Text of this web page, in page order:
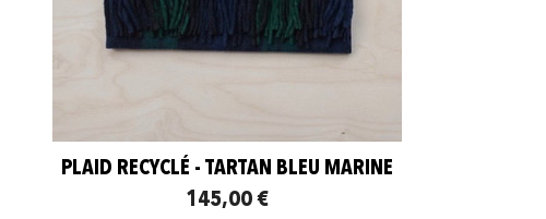
PLAID RECYCLÉ - TARTAN BLEU MARINE
145,00 €